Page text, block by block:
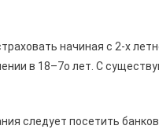
начиная с 2-х
в 18–7о лет. С
следует посетить